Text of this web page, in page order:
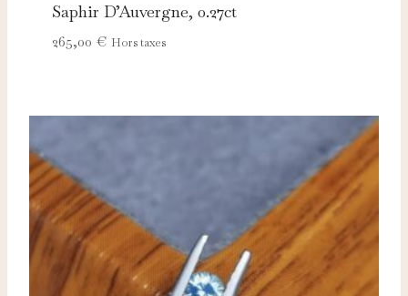
Saphir D’Auvergne, 0.27ct
265,00 € Hors taxes